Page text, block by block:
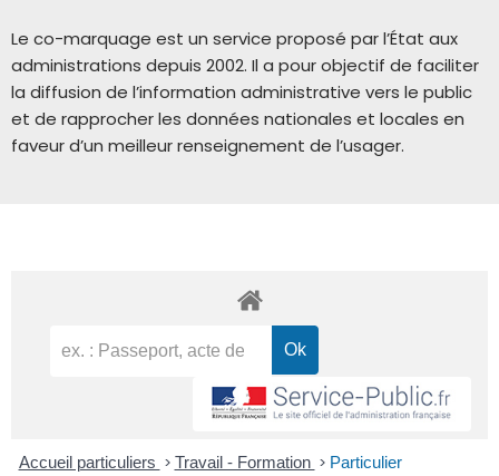
Le co-marquage est un service proposé par l’État aux
administrations depuis 2002. Il a pour objectif de faciliter
la diffusion de l’information administrative vers le public
et de rapprocher les données nationales et locales en
faveur d’un meilleur renseignement de l’usager.
Accueil particuliers > Travail - Formation > Particulier